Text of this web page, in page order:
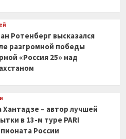
Ротенберг высказался
разгромной победы
«Россия 25» над
Хантадзе – автор лучшей
в 13-м туре PARI
России